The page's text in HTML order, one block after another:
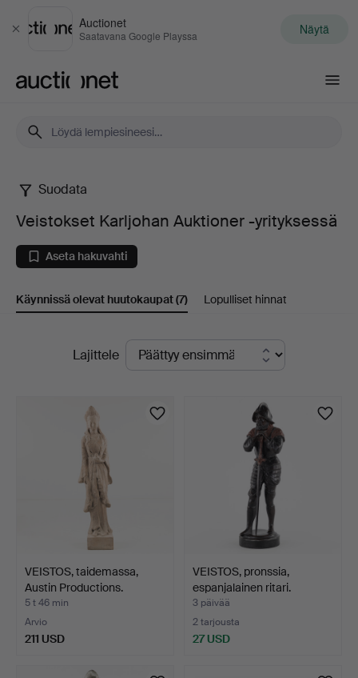
Sulje
Auctionet
Saatavana Google Playssa Näytä
Veistokset
Karljohan
Auktioner
yrityksessä
Suodata
Veistokset Karljohan Auktioner -yrityksessä
Aseta hakuvahti
Käynnissä olevat huutokaupat(7) Lopulliset hinnat
Käynnissä
huutokaupat
Lajittele
VEISTOS, taidemassa,
Austin Productions.
5 t 46 min
Arvio
211 USD
VEISTOS, pronssia,
espanjalainen ritari.
3 päivää
2 tarjousta
27 USD